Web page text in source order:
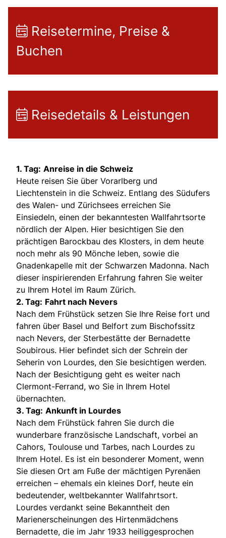
Reisetermine, Preise &
Buchen
Reisedetails & Leistungen
1. Tag: Anreise in die Schweiz
Heute reisen Sie über Vorarlberg und
Liechtenstein in die Schweiz. Entlang des Südufers
des Walen- und Zürichsees erreichen Sie
Einsiedeln, einen der bekanntesten Wallfahrtsorte
nördlich der Alpen. Hier besichtigen Sie den
prächtigen Barockbau des Klosters, in dem heute
noch mehr als 90 Mönche leben, sowie die
Gnadenkapelle mit der Schwarzen Madonna. Nach
dieser inspirierenden Erfahrung fahren Sie weiter
zu Ihrem Hotel im Raum Zürich.
2. Tag: Fahrt nach Nevers
Nach dem Frühstück setzen Sie Ihre Reise fort und
fahren über Basel und Belfort zum Bischofssitz
nach Nevers, der Sterbestätte der Bernadette
Soubirous. Hier befindet sich der Schrein der
Seherin von Lourdes, den Sie besichtigen werden.
Nach der Besichtigung geht es weiter nach
Clermont-Ferrand, wo Sie in Ihrem Hotel
übernachten.
3. Tag: Ankunft in Lourdes
Nach dem Frühstück fahren Sie durch die
wunderbare französische Landschaft, vorbei an
Cahors, Toulouse und Tarbes, nach Lourdes zu
Ihrem Hotel. Es ist ein besonderer Moment, wenn
Sie diesen Ort am Fuße der mächtigen Pyrenäen
erreichen – ehemals ein kleines Dorf, heute ein
bedeutender, weltbekannter Wallfahrtsort.
Lourdes verdankt seine Bekanntheit den
Marienerscheinungen des Hirtenmädchens
Bernadette, die im Jahr 1933 heiliggesprochen